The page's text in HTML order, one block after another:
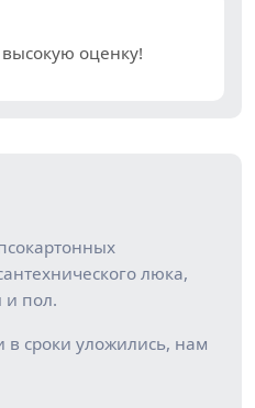
оценку!
люка,
и пол.
в сроки уложились, нам